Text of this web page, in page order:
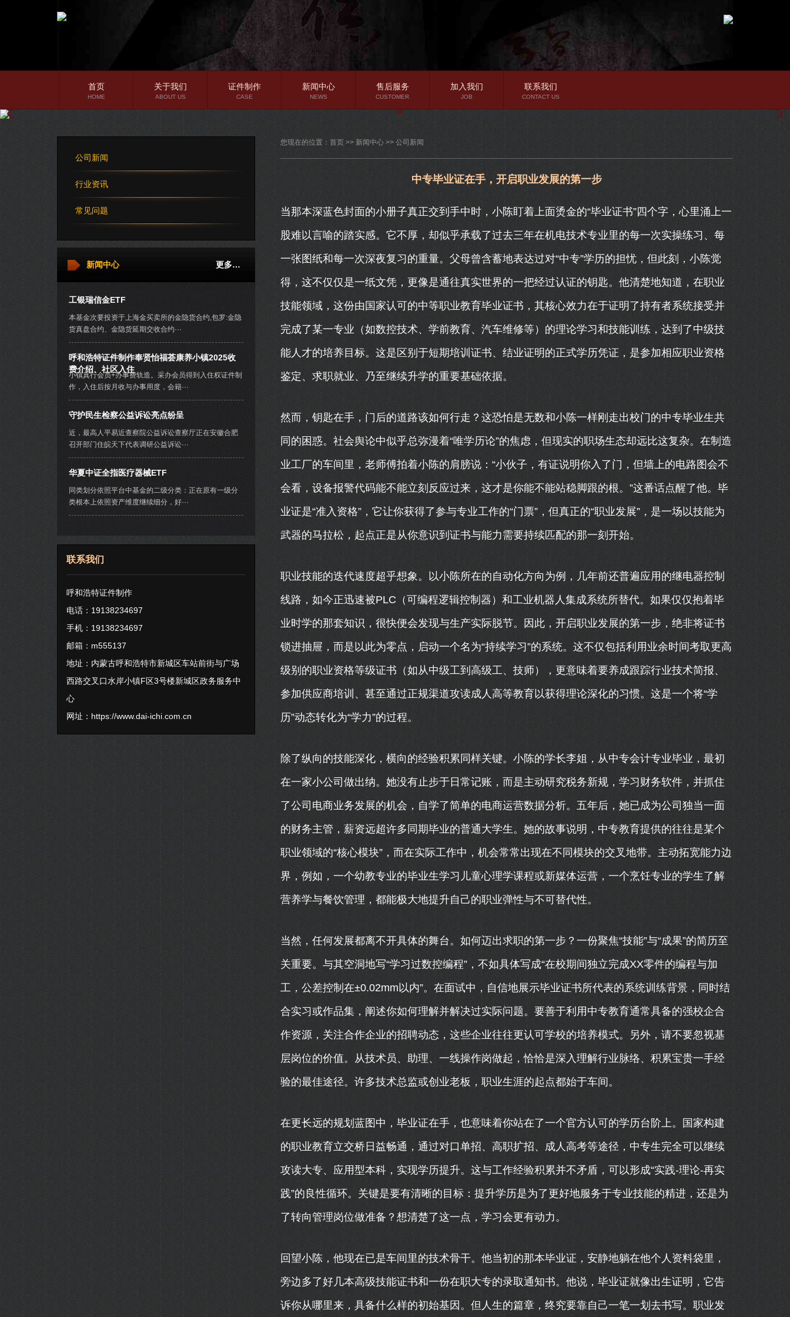
行业资讯
常见问题
首页
HOME
关于我们
ABOUT US
证件制作
CASE
新闻中心
NEWS
售后服务
CUSTOMER
加入我们
JOB
联系我们
CONTACT US
公司新闻
行业资讯
常见问题
更多…
新闻中心
工银瑞信金ETF
本基金次要投资于上海金买卖所的金隐货合约,包罗:金隐
货真盘合约、金隐货延期交收合约···
呼和浩特证件制作奉贤怡福荟康养小镇2025收
费介绍、社区入住
小镇真行会员+办事费轨造。采办会员得到入住权证件制
作，入住后按月收与办事用度，会籍···
守护民生检察公益诉讼亮点纷呈
近，最高人平易近查察院公益诉讼查察厅正在安徽合肥
召开部门住皖天下代表调研公益诉讼···
华夏中证全指医疗器械ETF
同类划分依照平台中基金的二级分类：正在原有一级分
类根本上依照资产维度继续细分，好···
联系我们
呼和浩特证件制作
电话：19138234697
手机：19138234697
邮箱：m555137
地址：内蒙古呼和浩特市新城区车站前街与广场
西路交叉口水岸小镇F区3号楼新城区政务服务中
心
网址： https://www.dai-ichi.com.cn
您现在的位置： 首页 >> 新闻中心 >> 公司新闻
中专毕业证在手，开启职业发展的第一步
当那本深蓝色封面的小册子真正交到手中时，小陈盯着上面烫金的“毕业证书”四个字，心里涌上一
股难以言喻的踏实感。它不厚，却似乎承载了过去三年在机电技术专业里的每一次实操练习、每
一张图纸和每一次深夜复习的重量。父母曾含蓄地表达过对“中专”学历的担忧，但此刻，小陈觉
得，这不仅仅是一纸文凭，更像是通往真实世界的一把经过认证的钥匙。他清楚地知道，在职业
技能领域，这份由国家认可的中等职业教育毕业证书，其核心效力在于证明了持有者系统接受并
完成了某一专业（如数控技术、学前教育、汽车维修等）的理论学习和技能训练，达到了中级技
能人才的培养目标。这是区别于短期培训证书、结业证明的正式学历凭证，是参加相应职业资格
鉴定、求职就业、乃至继续升学的重要基础依据。
然而，钥匙在手，门后的道路该如何行走？这恐怕是无数和小陈一样刚走出校门的中专毕业生共
同的困惑。社会舆论中似乎总弥漫着“唯学历论”的焦虑，但现实的职场生态却远比这复杂。在制造
业工厂的车间里，老师傅拍着小陈的肩膀说：“小伙子，有证说明你入了门，但墙上的电路图会不
会看，设备报警代码能不能立刻反应过来，这才是你能不能站稳脚跟的根。”这番话点醒了他。毕
业证是“准入资格”，它让你获得了参与专业工作的“门票”，但真正的“职业发展”，是一场以技能为
武器的马拉松，起点正是从你意识到证书与能力需要持续匹配的那一刻开始。
职业技能的迭代速度超乎想象。以小陈所在的自动化方向为例，几年前还普遍应用的继电器控制
线路，如今正迅速被PLC（可编程逻辑控制器）和工业机器人集成系统所替代。如果仅仅抱着毕
业时学的那套知识，很快便会发现与生产实际脱节。因此，开启职业发展的第一步，绝非将证书
锁进抽屉，而是以此为零点，启动一个名为“持续学习”的系统。这不仅包括利用业余时间考取更高
级别的职业资格等级证书（如从中级工到高级工、技师），更意味着要养成跟踪行业技术简报、
参加供应商培训、甚至通过正规渠道攻读成人高等教育以获得理论深化的习惯。这是一个将“学
历”动态转化为“学力”的过程。
除了纵向的技能深化，横向的经验积累同样关键。小陈的学长李姐，从中专会计专业毕业，最初
在一家小公司做出纳。她没有止步于日常记账，而是主动研究税务新规，学习财务软件，并抓住
了公司电商业务发展的机会，自学了简单的电商运营数据分析。五年后，她已成为公司独当一面
的财务主管，薪资远超许多同期毕业的普通大学生。她的故事说明，中专教育提供的往往是某个
职业领域的“核心模块”，而在实际工作中，机会常常出现在不同模块的交叉地带。主动拓宽能力边
界，例如，一个幼教专业的毕业生学习儿童心理学课程或新媒体运营，一个烹饪专业的学生了解
营养学与餐饮管理，都能极大地提升自己的职业弹性与不可替代性。
当然，任何发展都离不开具体的舞台。如何迈出求职的第一步？一份聚焦“技能”与“成果”的简历至
关重要。与其空洞地写“学习过数控编程”，不如具体写成“在校期间独立完成XX零件的编程与加
工，公差控制在±0.02mm以内”。在面试中，自信地展示毕业证书所代表的系统训练背景，同时结
合实习或作品集，阐述你如何理解并解决过实际问题。要善于利用中专教育通常具备的强校企合
作资源，关注合作企业的招聘动态，这些企业往往更认可学校的培养模式。另外，请不要忽视基
层岗位的价值。从技术员、助理、一线操作岗做起，恰恰是深入理解行业脉络、积累宝贵一手经
验的最佳途径。许多技术总监或创业老板，职业生涯的起点都始于车间。
在更长远的规划蓝图中，毕业证在手，也意味着你站在了一个官方认可的学历台阶上。国家构建
的职业教育立交桥日益畅通，通过对口单招、高职扩招、成人高考等途径，中专生完全可以继续
攻读大专、应用型本科，实现学历提升。这与工作经验积累并不矛盾，可以形成“实践-理论-再实
践”的良性循环。关键是要有清晰的目标：提升学历是为了更好地服务于专业技能的精进，还是为
了转向管理岗位做准备？想清楚了这一点，学习会更有动力。
回望小陈，他现在已是车间里的技术骨干。他当初的那本毕业证，安静地躺在他个人资料袋里，
旁边多了好几本高级技能证书和一份在职大专的录取通知书。他说，毕业证就像出生证明，它告
诉你从哪里来，具备什么样的初始基因。但人生的篇章，终究要靠自己一笔一划去书写。职业发